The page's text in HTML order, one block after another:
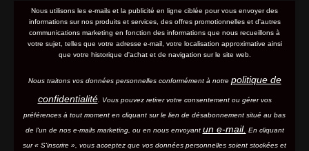
Nous utilisons les e-mails et la publicité en ligne ciblée pour vous envoyer des
informations sur nos produits et services, des offres promotionnelles et d'autres
communications marketing en fonction des informations que nous recueillons à
votre sujet, telles que votre adresse e-mail, votre localisation approximative ainsi
que votre historique d'achat et de navigation sur le site web.
Nous traitons vos données personnelles conformément à notre politique de
confidentialité. Vous pouvez retirer votre consentement ou gérer vos
préférences à tout moment en cliquant sur le lien de désabonnement situé au bas
de l'un de nos e-mails marketing, ou en nous envoyant un e-mail. En cliquant
sur « S'inscrire », vous acceptez que vos données personnelles soient stockées et